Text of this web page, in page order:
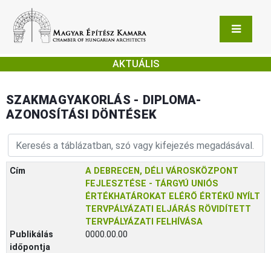
AKTUÁLIS
SZAKMAGYAKORLÁS - DIPLOMA-
AZONOSÍTÁSI DÖNTÉSEK
Cím
A DEBRECEN, DÉLI VÁROSKÖZPONT
FEJLESZTÉSE - TÁRGYÚ UNIÓS
ÉRTÉKHATÁROKAT ELÉRŐ ÉRTÉKŰ NYÍLT
TERVPÁLYÁZATI ELJÁRÁS RÖVIDÍTETT
TERVPÁLYÁZATI FELHÍVÁSA
Publikálás
időpontja
0000.00.00